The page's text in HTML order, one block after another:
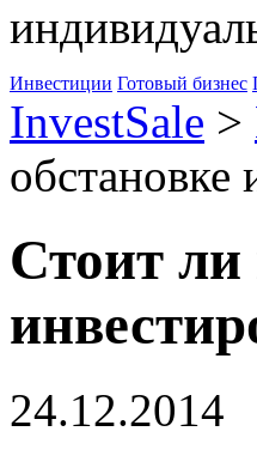
Инвестиции Готовый бизнес
InvestSale >
обстановке
Стоит
24.12.2014